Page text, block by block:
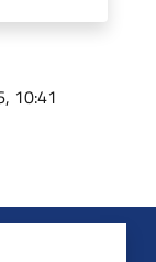
10:41